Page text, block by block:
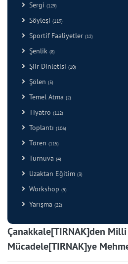
Sergi (129)
Söyleşi (119)
Sportif Faaliyetler (12)
Şenlik (8)
Şiir Dinletisi (10)
Şölen (5)
Temel Atma (2)
Tiyatro (112)
Toplantı (106)
Tören (115)
Turnuva (4)
Uzaktan Eğitim (3)
Workshop (9)
Yarışma (22)
Çanakkale[TIRNAK]den Milli
Mücadele[TIRNAK]ye